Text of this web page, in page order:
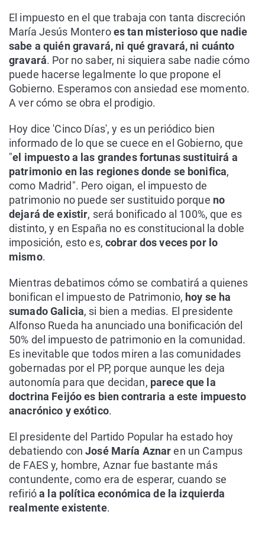
El impuesto en el que trabaja con tanta discreción
María Jesús Monteroes tan misterioso que nadie
sabe a quién gravará, ni qué gravará, ni cuánto
gravará. Por no saber, ni siquiera sabe nadie cómo
puede hacerse legalmente lo que propone el
Gobierno. Esperamos con ansiedad ese momento.
A ver cómo se obra el prodigio.
Hoy dice 'Cinco Días', y es un periódico bien
informado de lo que se cuece en el Gobierno, que
"el impuesto a las grandes fortunas sustituirá a
patrimonio en las regiones donde se bonifica,
como Madrid". Pero oigan, el impuesto de
patrimonio no puede ser sustituido porque no
dejará de existir, será bonificado al 100%, que es
distinto, y en España no es constitucional la doble
imposición, esto es, cobrar dos veces por lo
mismo.
Mientras debatimos cómo se combatirá a quienes
bonifican el impuesto de Patrimonio, hoy se ha
sumado Galicia, si bien a medias. El presidente
Alfonso Rueda ha anunciado una bonificación del
50% del impuesto de patrimonio en la comunidad.
Es inevitable que todos miren a las comunidades
gobernadas por el PP, porque aunque les deja
autonomía para que decidan, parece que la
doctrina Feijóo es bien contraria a este impuesto
anacrónico y exótico.
El presidente del Partido Popular ha estado hoy
debatiendo conJosé María Aznaren un Campus
de FAES y, hombre, Aznar fue bastante más
contundente, como era de esperar, cuando se
refirióa la política económica de la izquierda
realmente existente.